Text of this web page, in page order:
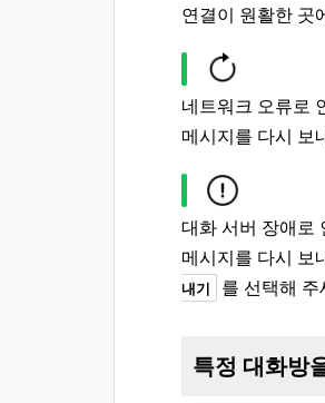
연결이 원활한 곳
네트워크 오류로
메시지를 다시 보
대화 서버 장애로
메시지를 다시 보
내기
를 선택해 주
특정 대화방